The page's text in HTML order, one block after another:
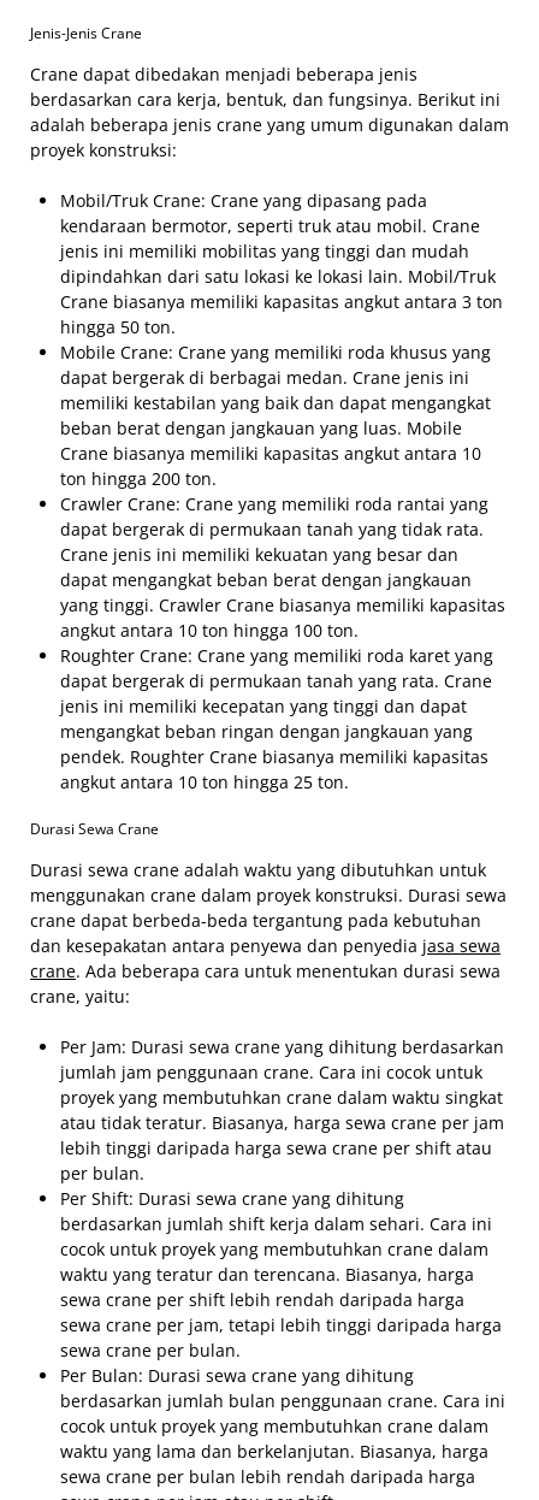
Jenis-Jenis Crane
Crane dapat dibedakan menjadi beberapa jenis
berdasarkan cara kerja, bentuk, dan fungsinya. Berikut ini
adalah beberapa jenis crane yang umum digunakan dalam
proyek konstruksi:
Mobil/Truk Crane: Crane yang dipasang pada
kendaraan bermotor, seperti truk atau mobil. Crane
jenis ini memiliki mobilitas yang tinggi dan mudah
dipindahkan dari satu lokasi ke lokasi lain. Mobil/Truk
Crane biasanya memiliki kapasitas angkut antara 3 ton
hingga 50 ton.
Mobile Crane: Crane yang memiliki roda khusus yang
dapat bergerak di berbagai medan. Crane jenis ini
memiliki kestabilan yang baik dan dapat mengangkat
beban berat dengan jangkauan yang luas. Mobile
Crane biasanya memiliki kapasitas angkut antara 10
ton hingga 200 ton.
Crawler Crane: Crane yang memiliki roda rantai yang
dapat bergerak di permukaan tanah yang tidak rata.
Crane jenis ini memiliki kekuatan yang besar dan
dapat mengangkat beban berat dengan jangkauan
yang tinggi. Crawler Crane biasanya memiliki kapasitas
angkut antara 10 ton hingga 100 ton.
Roughter Crane: Crane yang memiliki roda karet yang
dapat bergerak di permukaan tanah yang rata. Crane
jenis ini memiliki kecepatan yang tinggi dan dapat
mengangkat beban ringan dengan jangkauan yang
pendek. Roughter Crane biasanya memiliki kapasitas
angkut antara 10 ton hingga 25 ton.
Durasi Sewa Crane
Durasi sewa crane adalah waktu yang dibutuhkan untuk
menggunakan crane dalam proyek konstruksi. Durasi sewa
crane dapat berbeda-beda tergantung pada kebutuhan
dan kesepakatan antara penyewa dan penyedia jasa sewa
crane. Ada beberapa cara untuk menentukan durasi sewa
crane, yaitu:
Per Jam: Durasi sewa crane yang dihitung berdasarkan
jumlah jam penggunaan crane. Cara ini cocok untuk
proyek yang membutuhkan crane dalam waktu singkat
atau tidak teratur. Biasanya, harga sewa crane per jam
lebih tinggi daripada harga sewa crane per shift atau
per bulan.
Per Shift: Durasi sewa crane yang dihitung
berdasarkan jumlah shift kerja dalam sehari. Cara ini
cocok untuk proyek yang membutuhkan crane dalam
waktu yang teratur dan terencana. Biasanya, harga
sewa crane per shift lebih rendah daripada harga
sewa crane per jam, tetapi lebih tinggi daripada harga
sewa crane per bulan.
Per Bulan: Durasi sewa crane yang dihitung
berdasarkan jumlah bulan penggunaan crane. Cara ini
cocok untuk proyek yang membutuhkan crane dalam
waktu yang lama dan berkelanjutan. Biasanya, harga
sewa crane per bulan lebih rendah daripada harga